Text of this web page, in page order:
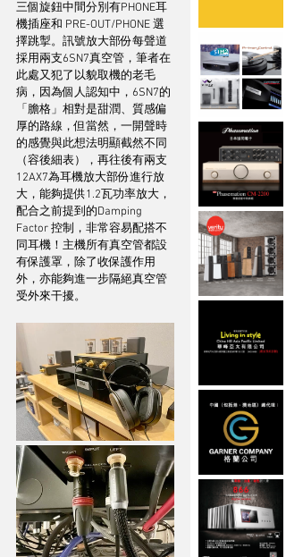
三個旋鈕中間分別有PHONE耳
機插座和 PRE-OUT/PHONE 選
擇跳掣。訊號放大部份每聲道
採用兩支6SN7真空管，筆者在
此處又犯了以貌取機的老毛
病，因為個人認知中，6SN7的
「膽格」相對是甜潤、質感偏
厚的路線，但當然，一開聲時
的感覺與此想法明顯截然不同
（容後細表），再往後有兩支
12AX7為耳機放大部份進行放
大，能夠提供1.2瓦功率放大，
配合之前提到的Damping
Factor 控制，非常容易配搭不
同耳機！主機所有真空管都設
有保護罩，除了收保護作用
外，亦能夠進一步隔絕真空管
受外來干擾。